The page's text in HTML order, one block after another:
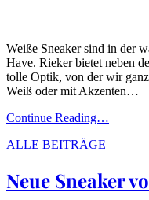
Weiße Sneaker sind in der
Have. Rieker bietet neben
tolle Optik, von der wir
Weiß oder mit Akzenten…
Continue Reading…
ALLE BEITRÄGE
Neue Sneaker